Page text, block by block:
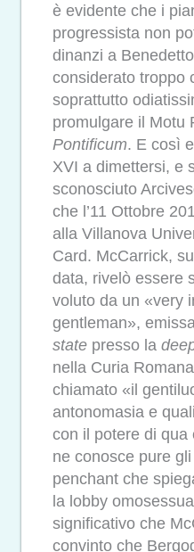
è evidente che i
progressista non
dinanzi a
considerato troppo
soprattutto
promulgare il Motu
Pontificum. E così
XVI a dimettersi, e
sconosciuto
che l’11 Ottobre
alla Villanova
Card. McCarrick,
data, rivelò essere
voluto da un «very
gentleman»,
state presso la
nella Curia
chiamato «il
antonomasia e
con il potere di qua
ne conosce pure
penchant che
la lobby
significativo che
convinto che